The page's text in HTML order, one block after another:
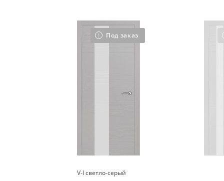
Под заказ
V-I светло-серый